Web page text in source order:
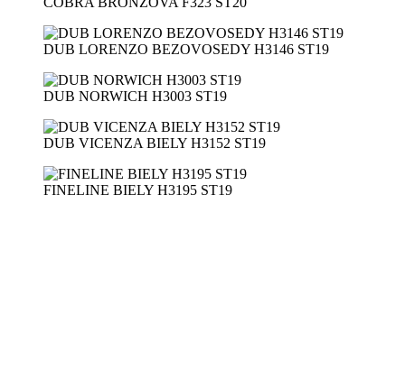
DUB LORENZO BEZOVOSEDY H3146 ST19
DUB NORWICH H3003 ST19
DUB VICENZA BIELY H3152 ST19
FINELINE BIELY H3195 ST19